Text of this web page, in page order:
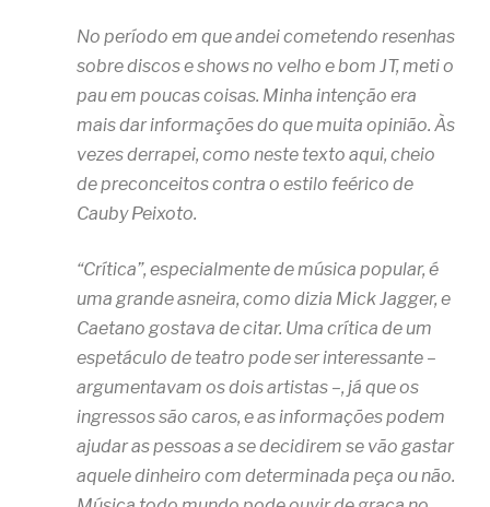
No período em que andei cometendo resenhas
sobre discos e shows no velho e bom JT, meti o
pau em poucas coisas. Minha intenção era
mais dar informações do que muita opinião. Às
vezes derrapei, como neste texto aqui, cheio
de preconceitos contra o estilo feérico de
Cauby Peixoto.
“Crítica”, especialmente de música popular, é
uma grande asneira, como dizia Mick Jagger, e
Caetano gostava de citar. Uma crítica de um
espetáculo de teatro pode ser interessante –
argumentavam os dois artistas –, já que os
ingressos são caros, e as informações podem
ajudar as pessoas a se decidirem se vão gastar
aquele dinheiro com determinada peça ou não.